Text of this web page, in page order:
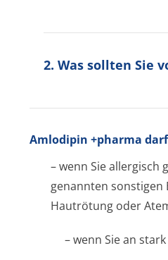
2. Was sollten Sie
Amlodipin +pharma
– wenn Sie allergisch
genannten sonstigen
Hautrötung oder
– wenn Sie an